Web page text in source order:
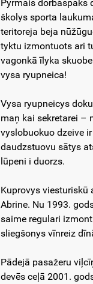
Pyrmais dorbaspāks
školys sporta
teritoreja beja
tyktu izmontuots ari
vagonkā īlyka
vysa ryupneica!
Vysa ryupneicys
maņ kai sekretarei –
vyslobuokuo dzeive
daudzstuovu sātys
lūpeni i duorzs.
Kuprovys
Abrine. Nu 1993.
saime regulari
sliegšonys vīnreiz
Pādejā pasažeru
devēs ceļā 2001.